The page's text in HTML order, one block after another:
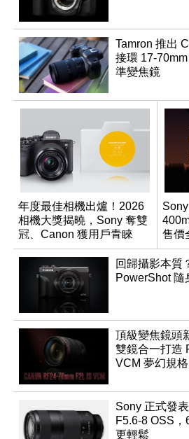
Tamron 推出
接環 17-
準變焦鏡
年度最佳相機出爐！2026
相機大獎揭曉，Sony 奪雙
冠、Canon 獲用戶青睞
售價
回歸攝影本質
PowerShot 隨
頂級變焦鏡頭
雙鏡合一打造
VCM 夢幻規格
Sony 正式發
F5.6-8 OSS
更輕鬆